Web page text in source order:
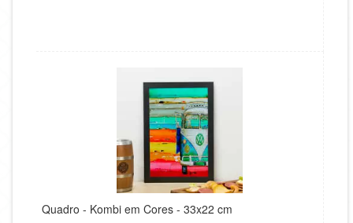
Quadro - Kombi em Cores - 33x22 cm